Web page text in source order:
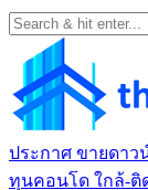
ประกาศ ขายดา
ทุนคอนโด ใกล้-ติ